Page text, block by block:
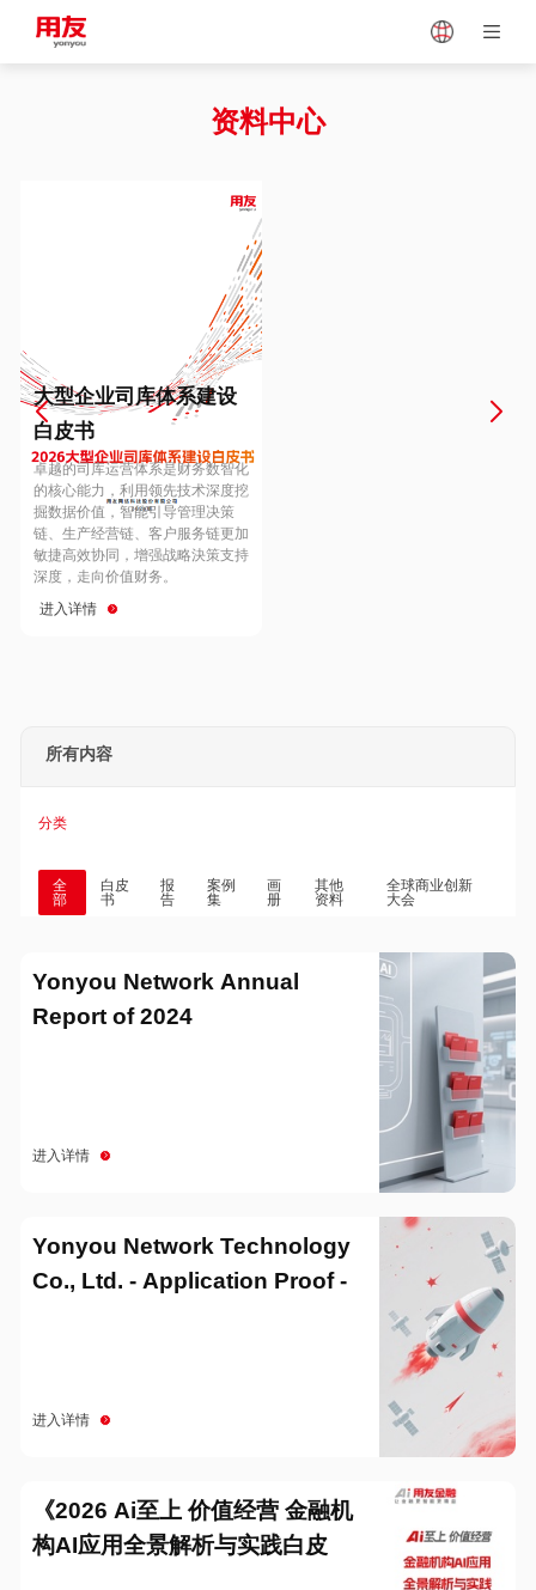
Vietnam
Europe
Hungary
Hong Kong
资料中心
大型企业司库体系建设
白皮书
卓越的司库运营体系是财务数智化
的核心能力，利用领先技术深度挖
掘数据价值，智能引导管理决策
链、生产经营链、客户服务链更加
敏捷高效协同，增强战略決策支持
深度，走向价值财务。
进入详情
所有内容
分类
全
部
白皮
书
报
告
案例
集
画
册
其他
资料
全球商业创新
大会
Yonyou Network Annual
Report of 2024
进入详情
Yonyou Network Technology
Co., Ltd. - Application Proof -
进入详情
《2026 Ai至上 价值经营 金融机
构AI应用全景解析与实践白皮